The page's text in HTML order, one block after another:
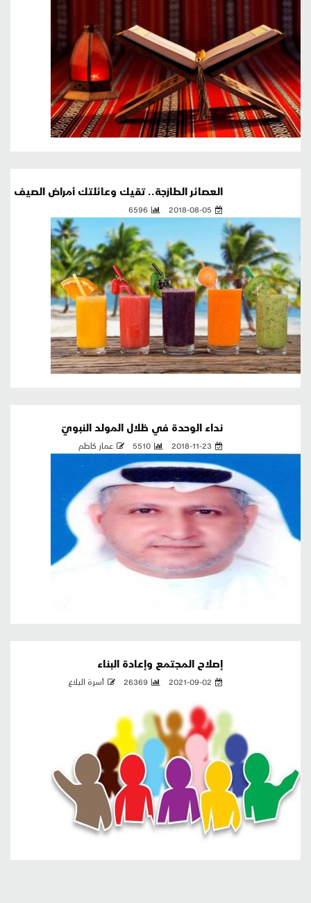
العصائر الطازجة.. تقيك وعائلتك أمراض الصيف
2018-08-05
6596
نداء الوحدة في ظلال المولد النبويّ
2018-11-23
5510 عمار كاظم
إصلاح المجتمع وإعادة البناء
2021-09-02
26369 أسرة البلاغ